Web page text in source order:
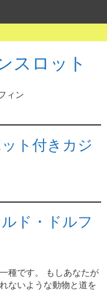
スロット
ト付きカジ
ド・ドルフ
種です。 もしあなたが
ないような動物と道を